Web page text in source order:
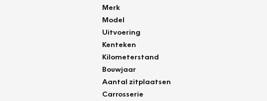
Merk
Model
Uitvoering
Kenteken
Kilometerstand
Bouwjaar
Aantal zitplaatsen
Carrosserie